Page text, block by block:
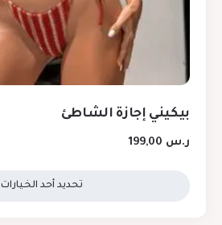
بيكيني إجازة الشاطئ
ر.س
تحديد أحد الخيارات